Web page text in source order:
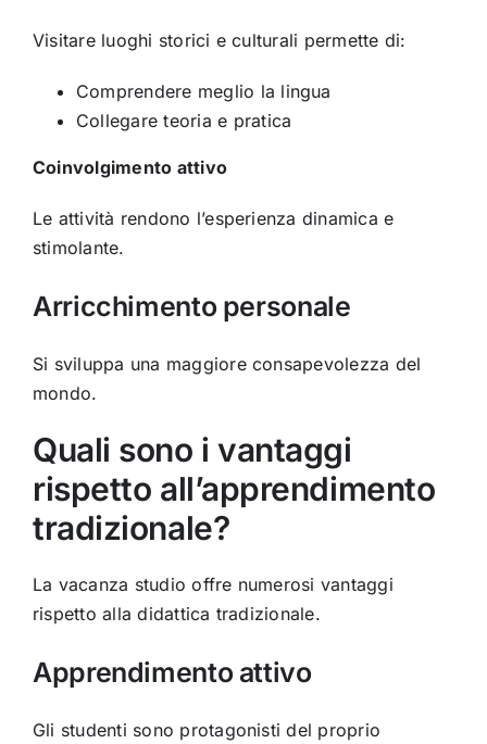
Visitare luoghi storici e culturali permette di:
Comprendere meglio la lingua
Collegare teoria e pratica
Coinvolgimento attivo
Le attività rendono l’esperienza dinamica e
stimolante.
Arricchimento personale
Si sviluppa una maggiore consapevolezza del
mondo.
Quali sono i vantaggi
rispetto all’apprendimento
tradizionale?
La vacanza studio offre numerosi vantaggi
rispetto alla didattica tradizionale.
Apprendimento attivo
Gli studenti sono protagonisti del proprio